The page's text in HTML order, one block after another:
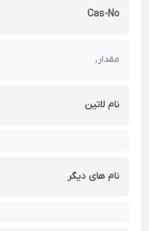
Cas-No
مقدار,
نام لاتین
نام های دیگر